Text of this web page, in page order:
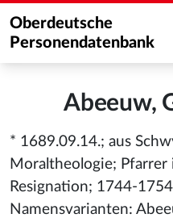
Oberdeutsche
Personendatenbank
Abeeuw,
* 1689.09.14.; aus
Moraltheologie; Pfarrer
Resignation; 1744-
Namensvarianten: